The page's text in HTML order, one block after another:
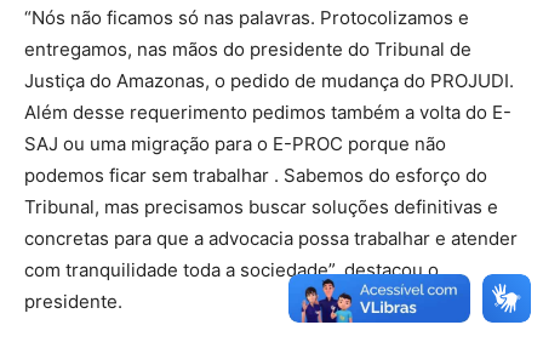
“Nós não ficamos só nas palavras. Protocolizamos e
entregamos, nas mãos do presidente do Tribunal de
Justiça do Amazonas, o pedido de mudança do PROJUDI.
Além desse requerimento pedimos também a volta do E-
SAJ ou uma migração para o E-PROC porque não
podemos ficar sem trabalhar . Sabemos do esforço do
Tribunal, mas precisamos buscar soluções definitivas e
concretas para que a advocacia possa trabalhar e atender
com tranquilidade toda a sociedade”, destacou o
presidente.